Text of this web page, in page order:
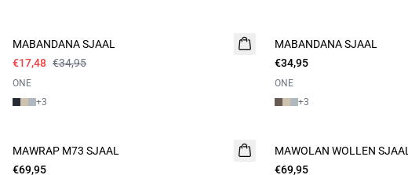
MABANDANA SJAAL
€17,48 €34,95
ONE
+3
MABANDANA SJAAL
€34,95
ONE
+3
NIEUW
MAWRAP M73 SJAAL
€69,95
NIEUW
MAWOLAN WOLLEN SJAAL
€69,95